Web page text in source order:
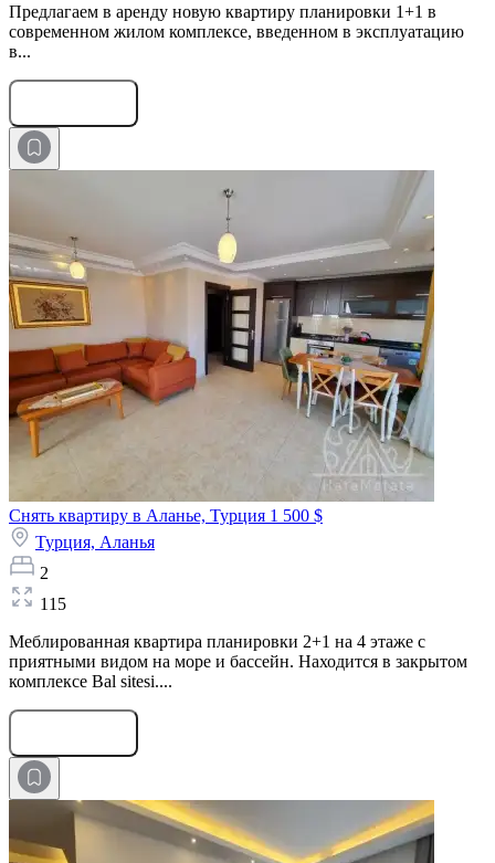
Предлагаем в аренду новую квартиру планировки 1+1 в
современном жилом комплексе, введенном в эксплуатацию
в...
Снять квартиру в Аланье, Турция 1 500 $
Турция, Аланья
2
115
Меблированная квартира планировки 2+1 на 4 этаже с
приятными видом на море и бассейн. Находится в закрытом
комплексе Bal sitesi....